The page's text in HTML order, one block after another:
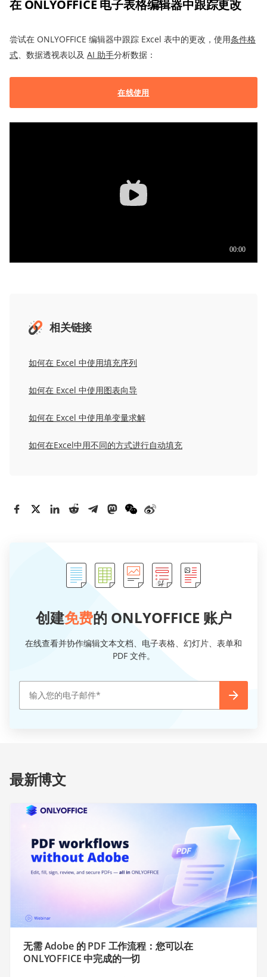
在 ONLYOFFICE 电子表格编辑器中跟踪更改
尝试在 ONLYOFFICE 编辑器中跟踪 Excel 表中的更改，使用条件格
式 、数据透视表以及 AI 助手分析数据：
在线使用
相关链接
如何在 Excel 中使用填充序列
如何在 Excel 中使用图表向导
如何在 Excel 中使用单变量求解
如何在Excel中用不同的方式进行自动填充
创建免费的 ONLYOFFICE 账户
在线查看并协作编辑文本文档、电子表格、幻灯片、表单和
PDF 文件。
最新博文
无需 Adobe 的 PDF 工作流程：您可以在
ONLYOFFICE 中完成的一切